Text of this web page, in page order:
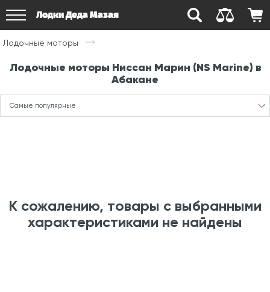
Лодки Деда Мазая
Лодочные моторы
Лодочные моторы Ниссан Марин (NS Marine) в
Абакане
Самые популярные
К сожалению, товары с выбранными
характеристиками не найдены